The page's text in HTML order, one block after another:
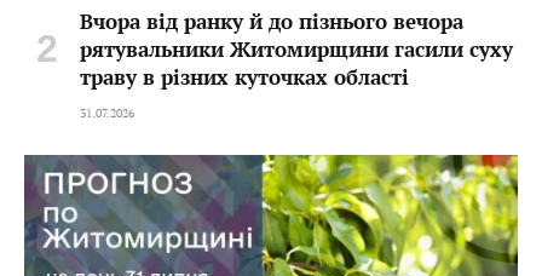
Вчора від ранку й до пізнього вечора
рятувальники Житомирщини гасили суху
траву в різних куточках області
31.07.2026